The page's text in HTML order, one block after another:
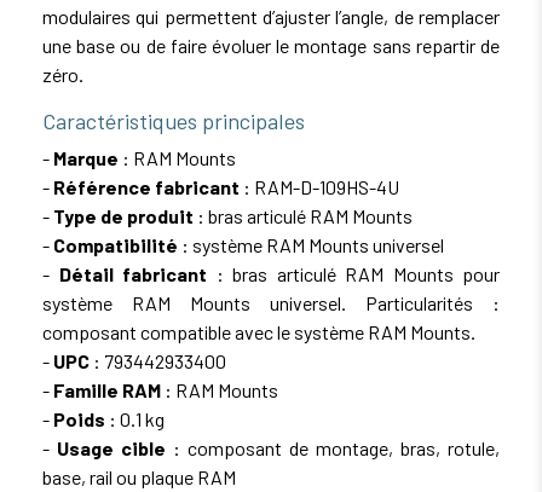
modulaires qui permettent d’ajuster l’angle, de remplacer
une base ou de faire évoluer le montage sans repartir de
zéro.
Caractéristiques principales
- Marque : RAM Mounts
- Référence fabricant : RAM-D-109HS-4U
- Type de produit : bras articulé RAM Mounts
- Compatibilité : système RAM Mounts universel
- Détail fabricant : bras articulé RAM Mounts pour
système RAM Mounts universel. Particularités :
composant compatible avec le système RAM Mounts.
- UPC : 793442933400
- Famille RAM : RAM Mounts
- Poids : 0.1 kg
- Usage cible : composant de montage, bras, rotule,
base, rail ou plaque RAM